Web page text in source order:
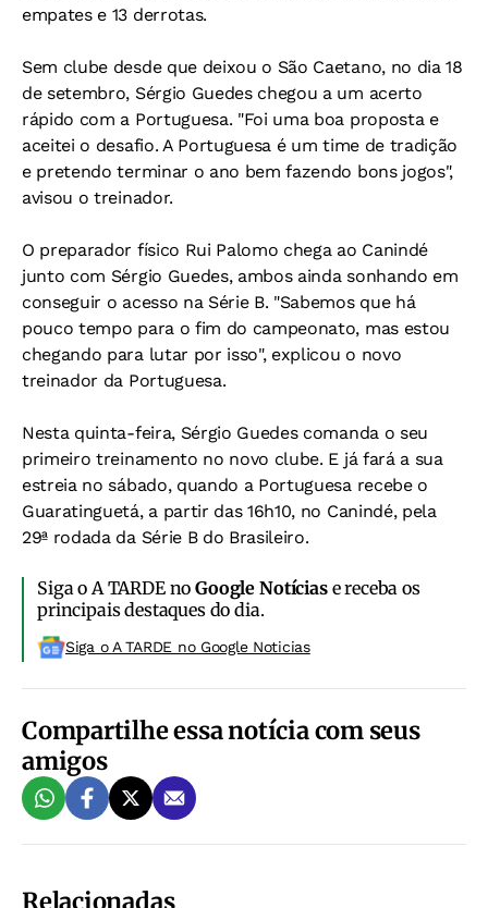
empates e 13 derrotas.
Sem clube desde que deixou o São Caetano, no dia 18
de setembro, Sérgio Guedes chegou a um acerto
rápido com a Portuguesa. "Foi uma boa proposta e
aceitei o desafio. A Portuguesa é um time de tradição
e pretendo terminar o ano bem fazendo bons jogos",
avisou o treinador.
O preparador físico Rui Palomo chega ao Canindé
junto com Sérgio Guedes, ambos ainda sonhando em
conseguir o acesso na Série B. "Sabemos que há
pouco tempo para o fim do campeonato, mas estou
chegando para lutar por isso", explicou o novo
treinador da Portuguesa.
Nesta quinta-feira, Sérgio Guedes comanda o seu
primeiro treinamento no novo clube. E já fará a sua
estreia no sábado, quando a Portuguesa recebe o
Guaratinguetá, a partir das 16h10, no Canindé, pela
29ª rodada da Série B do Brasileiro.
Siga o A TARDE noGoogle Notíciase receba os
principais destaques do dia.
Siga o A TARDE no Google Noticias
Compartilhe essa notícia com seus
amigos
Relacionadas